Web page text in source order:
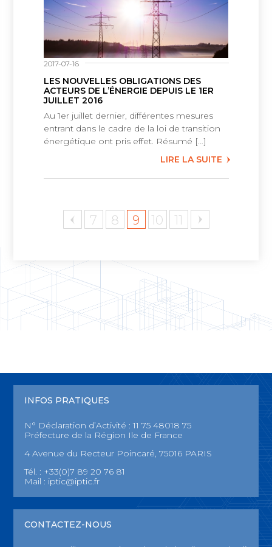
2017-07-16
LES NOUVELLES OBLIGATIONS DES
ACTEURS DE L’ÉNERGIE DEPUIS LE 1ER
JUILLET 2016
Au 1er juillet dernier, différentes mesures
entrant dans le cadre de la loi de transition
énergétique ont pris effet. Résumé […]
LIRE LA SUITE
7 8 9 10 11
INFOS PRATIQUES
N° Déclaration d’Activité : 11 75 48018 75
Préfecture de la Région Ile de France
4 Avenue du Recteur Poincaré, 75016 PARIS
Tél. : +33(0)7 89 20 76 81
Mail : iptic@iptic.fr
CONTACTEZ-NOUS